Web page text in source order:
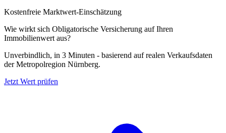
Kostenfreie Marktwert-Einschätzung
Wie wirkt sich Obligatorische Versicherung auf Ihren
Immobilienwert aus?
Unverbindlich, in 3 Minuten - basierend auf realen Verkaufsdaten
der Metropolregion Nürnberg.
Jetzt Wert prüfen